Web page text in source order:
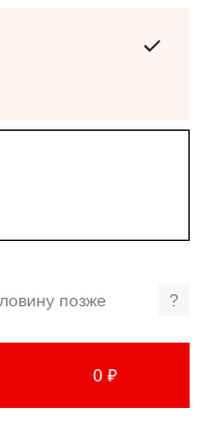
позже ?
0 ₽